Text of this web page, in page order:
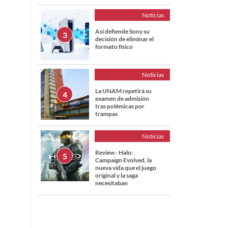
Noticias
Así defiende Sony su
decisión de eliminar el
formato físico
Noticias
La UNAM repetirá su
examen de admisión
tras polémicas por
trampas
Noticias
Review - Halo:
Campaign Evolved, la
nueva vida que el juego
original y la saga
necesitaban